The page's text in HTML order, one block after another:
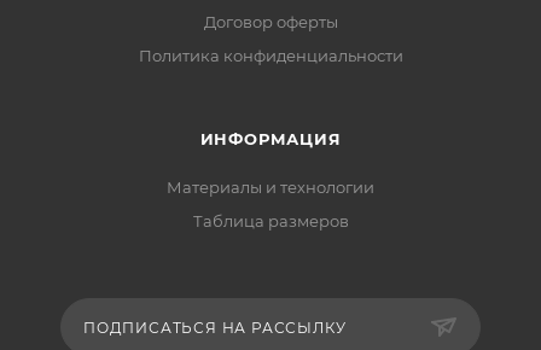
Договор оферты
Политика конфиденциальности
ИНФОРМАЦИЯ
Материалы и технологии
Таблица размеров
ПОДПИСАТЬСЯ НА РАССЫЛКУ